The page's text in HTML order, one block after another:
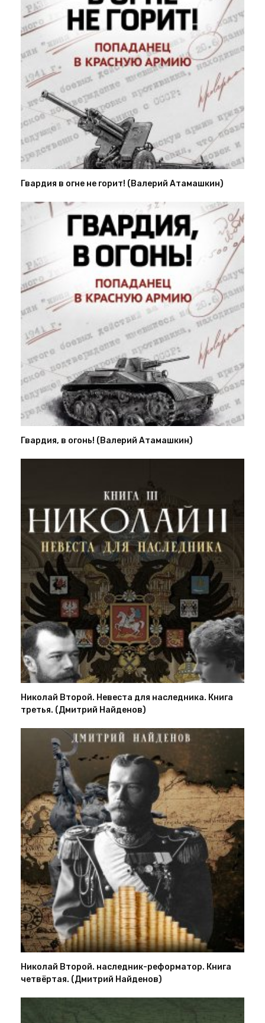
Гвардия в огне не горит! (Валерий Атамашкин)
Гвардия, в огонь! (Валерий Атамашкин)
Николай Второй. Невеста для наследника. Книга
третья. (Дмитрий Найденов)
Николай Второй. наследник-реформатор. Книга
четвёртая. (Дмитрий Найденов)